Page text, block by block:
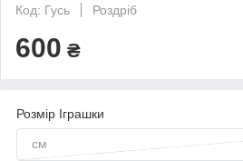
Код: Гусь
Роздріб
600 ₴
Розмір Іграшки
см